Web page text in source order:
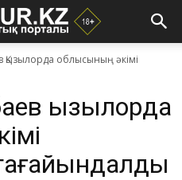
Қызылорда облысының әкімі
Қызылорда